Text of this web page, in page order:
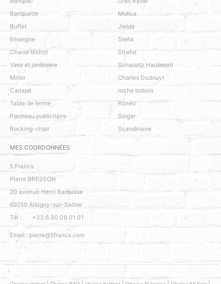
Banquette
Buffet
Enseigne
Chaise bistrot
Vase et jardinière
Miroir
Canapé
Table de ferme
Panneau publicitaire
Rocking-chair
Mullca
Jieldé
Stella
Strafor
Schwartz Hautmont
Charles Dudouyt
roche bobois
Ronéo
Singer
Scandinave
MES COORDONNÉES
5 Francs
Pierre BRESSON
20 avenue Henri Barbusse
69250 Albigny-sur-Saône
Tél :
+33 6 30 08 01 01
Email : pierre@5francs.com